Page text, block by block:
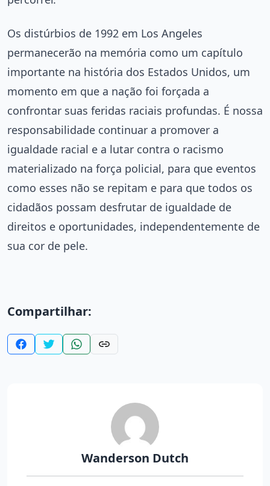
Os distúrbios de 1992 em Los Angeles
permanecerão na memória como um capítulo
importante na história dos Estados Unidos, um
momento em que a nação foi forçada a
confrontar suas feridas raciais profundas. É nossa
responsabilidade continuar a promover a
igualdade racial e a lutar contra o racismo
materializado na força policial, para que eventos
como esses não se repitam e para que todos os
cidadãos possam desfrutar de igualdade de
direitos e oportunidades, independentemente de
sua cor de pele.
Compartilhar:
Wanderson Dutch